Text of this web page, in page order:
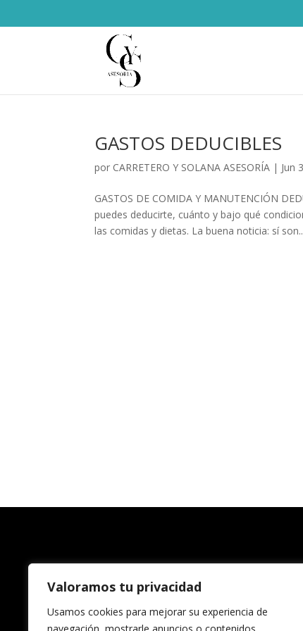
Valoramos tu privacidad
Usamos cookies para mejorar su experiencia de
GASTOS DEDUCIBLES
por CARRETERO Y SOLANA ASESORÍA | Jun
GASTOS DE COMIDA Y MANUTENCIÓN
puedes deducirte, cuánto y bajo qué
las comidas y dietas. La buena noticia: sí